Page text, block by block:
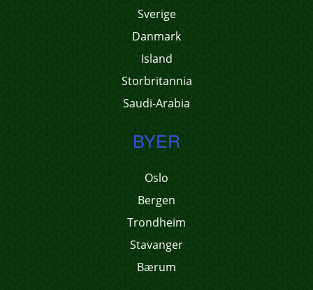
Sverige
Danmark
Island
Storbritannia
Saudi-Arabia
BYER
Oslo
Bergen
Trondheim
Stavanger
Bærum